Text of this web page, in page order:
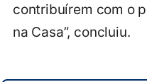
contribuírem com o
na Casa”, concluiu.